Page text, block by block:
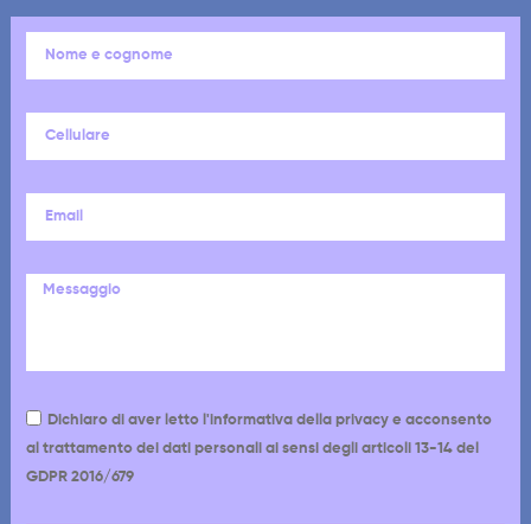
Dichiaro di aver letto l'informativa della privacy e acconsento
al trattamento dei dati personali ai sensi degli articoli 13-14 del
GDPR 2016/679